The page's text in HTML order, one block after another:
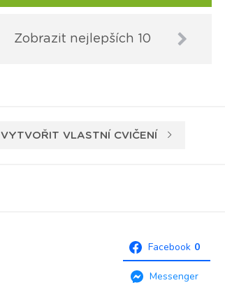
Zobrazit nejlepších 10
VYTVOŘIT VLASTNÍ CVIČENÍ
Facebook 0
Messenger